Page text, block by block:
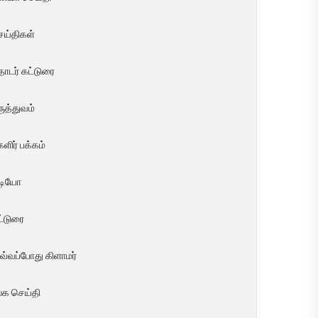
கட்டுரை
பக்கம்
கிளாமர்
செய்தி